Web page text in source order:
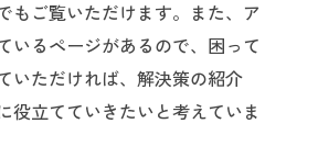
もご覧いただけます。また、ア
いるページがあるので、困って
いただければ、解決策の紹介
役立てていきたいと考えていま